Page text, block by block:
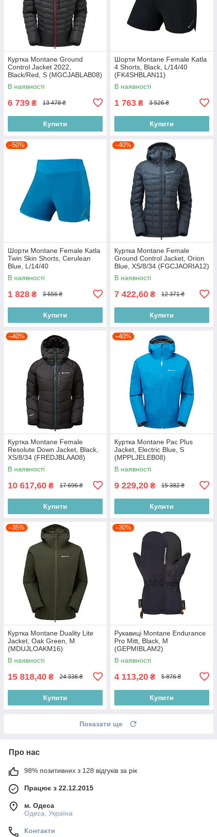
Куртка Montane Ground
Control Jacket 2022,
Black/Red, S (MGCJABLAB08)
В наявності
6 739 ₴ 13 478 ₴
Купити
Шорти Montane Female Katla
4 Shorts, Black, L/14/40
(FK4SHBLAN11)
В наявності
1 763 ₴ 3 526 ₴
Купити
–50%
Шорти Montane Female Katla
Twin Skin Shorts, Cerulean
Blue, L/14/40
(FKTSKCERN11)
В наявності
1 828 ₴ 3 656 ₴
Купити
–40%
Куртка Montane Female
Ground Control Jacket, Orion
Blue, XS/8/34 (FGCJAORIA12)
В наявності
7 422,60 ₴ 12 371 ₴
Купити
–40%
Куртка Montane Female
Resolute Down Jacket, Black,
XS/8/34 (FREDJBLAA08)
В наявності
10 617,60 ₴ 17 696 ₴
Купити
–40%
Куртка Montane Pac Plus
Jacket, Electric Blue, S
(MPPLJELEB08)
В наявності
9 229,20 ₴ 15 382 ₴
Купити
–35%
Куртка Montane Duality Lite
Jacket, Oak Green, M
(MDUJLOAKM16)
В наявності
15 818,40 ₴ 24 336 ₴
Купити
–30%
Рукавиці Montane Endurance
Pro Mitt, Black, M
(GEPMIBLAM2)
В наявності
4 113,20 ₴ 5 876 ₴
Купити
Показати ще
Про нас
98% позитивних з 128 відгуків за рік
Працює з 22.12.2015
м. Одеса
Одеса, Україна
Контакти